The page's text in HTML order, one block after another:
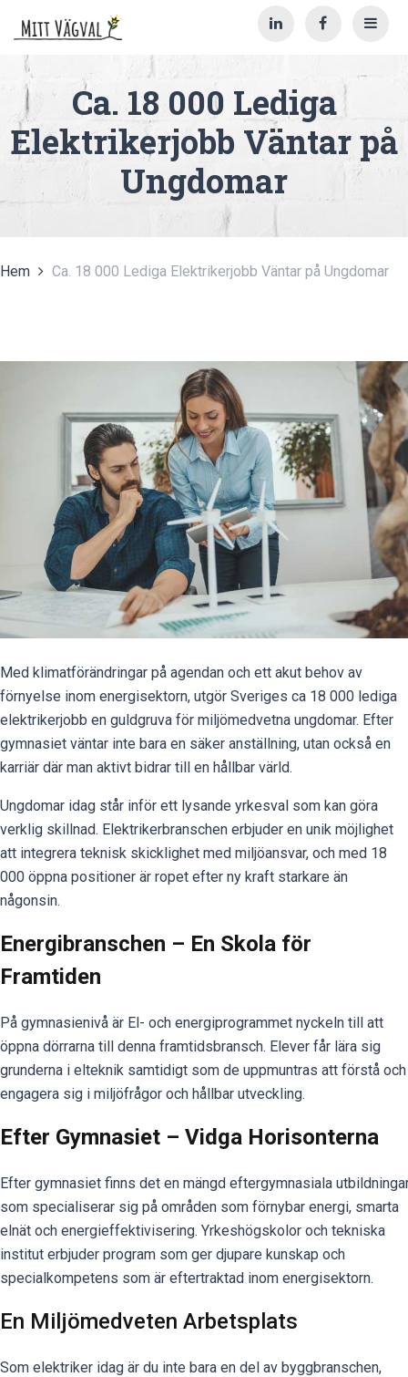
Ca. 18 000 Lediga
Elektrikerjobb Väntar på
Ungdomar
Hem Ca. 18 000 Lediga Elektrikerjobb Väntar på Ungdomar
Med klimatförändringar på agendan och ett akut behov av
förnyelse inom energisektorn, utgör Sveriges ca 18 000 lediga
elektrikerjobb en guldgruva för miljömedvetna ungdomar. Efter
gymnasiet väntar inte bara en säker anställning, utan också en
karriär där man aktivt bidrar till en hållbar värld.
Ungdomar idag står inför ett lysande yrkesval som kan göra
verklig skillnad. Elektrikerbranschen erbjuder en unik möjlighet
att integrera teknisk skicklighet med miljöansvar, och med 18
000 öppna positioner är ropet efter ny kraft starkare än
någonsin.
Energibranschen – En Skola för
Framtiden
På gymnasienivå är El- och energiprogrammet nyckeln till att
öppna dörrarna till denna framtidsbransch. Elever får lära sig
grunderna i elteknik samtidigt som de uppmuntras att förstå och
engagera sig i miljöfrågor och hållbar utveckling.
Efter Gymnasiet – Vidga Horisonterna
Efter gymnasiet finns det en mängd eftergymnasiala
som specialiserar sig på områden som förnybar energi, smarta
elnät och energieffektivisering. Yrkeshögskolor och tekniska
institut erbjuder program som ger djupare kunskap och
specialkompetens som är eftertraktad inom energisektorn.
En Miljömedveten Arbetsplats
Som elektriker idag är du inte bara en del av byggbranschen,